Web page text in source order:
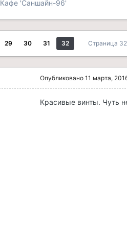
Кафе 'Саншайн-96'
29 30 31 32 Страница
Опубликовано 11 марта,
Красивые винты. Чуть